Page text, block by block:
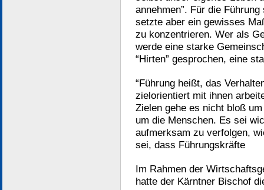
annehmen”. Für die
setzte aber ein gewisses
zu konzentrieren. Wer als
werde eine starke
“Hirten” gesprochen, eine
“Führung heißt, das
zielorientiert mit ihnen
Zielen gehe es nicht bloß
um die Menschen. Es sei
aufmerksam zu verfolgen,
sei, dass Führungskräfte
Im Rahmen der
hatte der Kärntner Bischof